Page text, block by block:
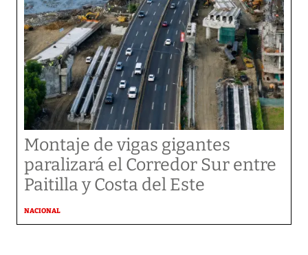
Montaje de vigas gigantes
paralizará el Corredor Sur entre
Paitilla y Costa del Este
NACIONAL